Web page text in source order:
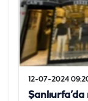
12-07-2024